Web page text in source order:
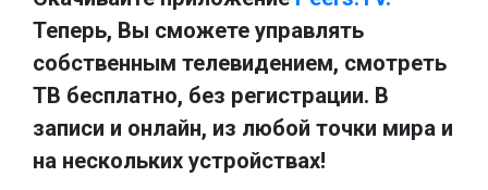
Теперь, Вы сможете управлять
собственным телевидением, смотреть
ТВ бесплатно, без регистрации. В
записи и онлайн, из любой точки мира и
на нескольких устройствах!